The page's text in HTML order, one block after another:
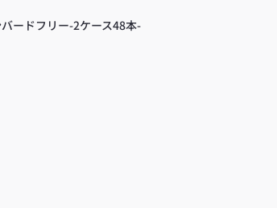
バードフリー-2ケース48本-